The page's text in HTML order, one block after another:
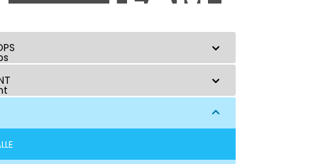
CREATOR